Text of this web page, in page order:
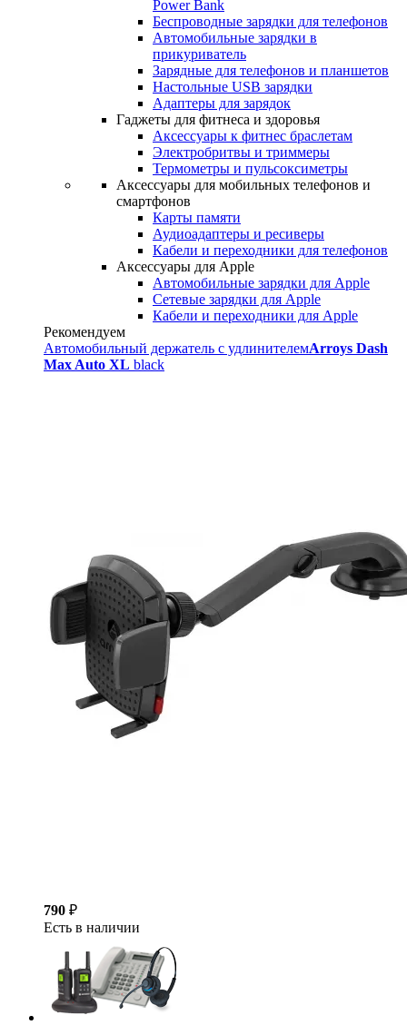
Power Bank
Беспроводные зарядки для телефонов
Автомобильные зарядки в
прикуриватель
Зарядные для телефонов и планшетов
Настольные USB зарядки
Адаптеры для зарядок
Гаджеты для фитнеса и здоровья
Аксессуары к фитнес браслетам
Электробритвы и триммеры
Термометры и пульсоксиметры
Аксессуары для мобильных телефонов и
смартфонов
Карты памяти
Аудиоадаптеры и ресиверы
Кабели и переходники для телефонов
Аксессуары для Apple
Автомобильные зарядки для Apple
Сетевые зарядки для Apple
Кабели и переходники для Apple
Рекомендуем
Автомобильный держатель с удлинителемArroys Dash
Max Auto XL black
790 ₽
Есть в наличии